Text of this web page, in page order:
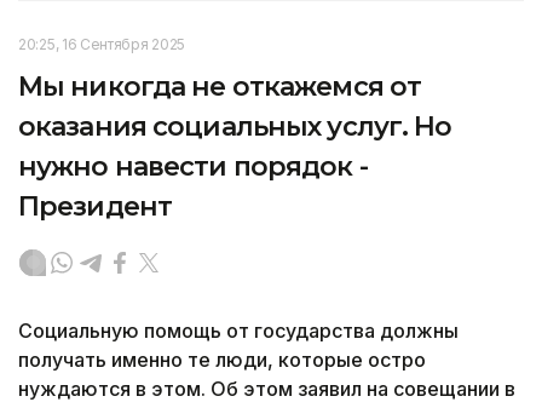
20:25, 16 Сентября 2025
Мы никогда не откажемся от
оказания социальных услуг. Но
нужно навести порядок -
Президент
Социальную помощь от государства должны
получать именно те люди, которые остро
нуждаются в этом. Об этом заявил на совещании в